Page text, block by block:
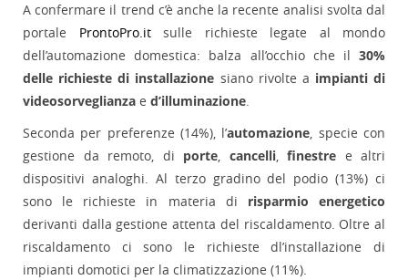
A confermare il trend c’è anche la recente analisi svolta dal
portale ProntoPro.itsulle richieste legate al mondo
dell’automazione domestica: balza all’occhio che il 30%
delle richieste di installazione siano rivolte a impianti di
videosorveglianza e d’illuminazione.
Seconda per preferenze (14%), l’automazione, specie con
gestione da remoto, di porte, cancelli, finestre e altri
dispositivi analoghi. Al terzo gradino del podio (13%) ci
sono le richieste in materia di risparmio energetico
derivanti dalla gestione attenta del riscaldamento. Oltre al
riscaldamento ci sono le richieste dl’installazione di
impianti domotici per la climatizzazione (11%).